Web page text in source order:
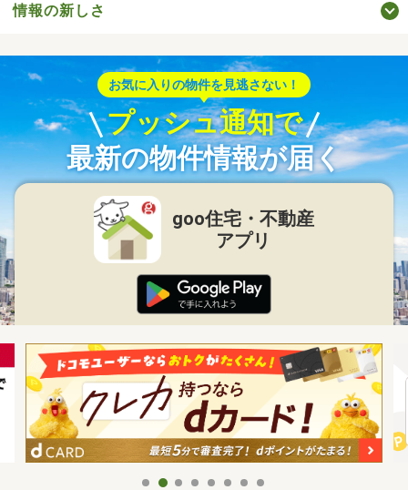
情報の新しさ
お気に入りの物件を見逃さない！
プッシュ通知で
最新の物件情報が届く
goo住宅・不動産
アプリ